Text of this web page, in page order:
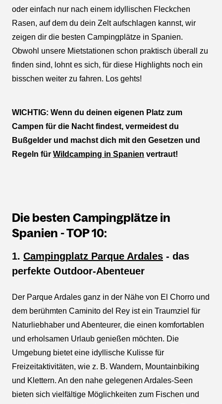
oder einfach nur nach einem idyllischen Fleckchen
Rasen, auf dem du dein Zelt aufschlagen kannst, wir
zeigen dir die besten Campingplätze in Spanien.
Obwohl unsere Mietstationen schon praktisch überall zu
finden sind, lohnt es sich, für diese Highlights noch ein
bisschen weiter zu fahren. Los gehts!
WICHTIG: Wenn du deinen eigenen Platz zum
Campen für die Nacht findest, vermeidest du
Bußgelder und machst dich mit den Gesetzen und
Regeln für Wildcamping in Spanien vertraut!
Die besten Campingplätze in
Spanien - TOP 10:
1. Campingplatz Parque Ardales - das
perfekte Outdoor-Abenteuer
Der Parque Ardales ganz in der Nähe von El Chorro und
dem berühmten Caminito del Rey ist ein Traumziel für
Naturliebhaber und Abenteurer, die einen komfortablen
und erholsamen Urlaub genießen möchten. Die
Umgebung bietet eine idyllische Kulisse für
Freizeitaktivitäten, wie z. B. Wandern, Mountainbiking
und Klettern. An den nahe gelegenen Ardales-Seen
bieten sich vielfältige Möglichkeiten zum Fischen und